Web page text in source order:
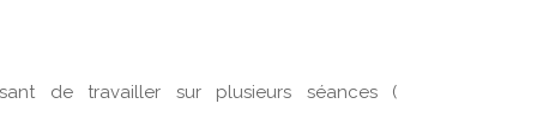
de travailler sur plusieurs séances (